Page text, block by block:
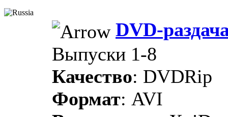
DVD-
Выпуски 1-8
Качество: DVDRip
Формат: AVI